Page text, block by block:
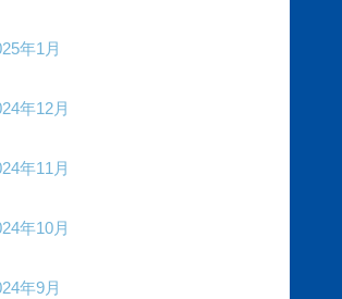
年1月
年12月
年11月
年10月
年9月